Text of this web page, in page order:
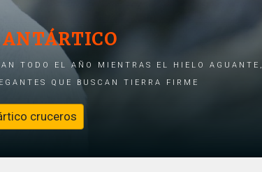
TODO EL AÑO MIENTRAS EL HIELO AGUANTE,
QUE BUSCAN TIERRA FIRME
cruceros